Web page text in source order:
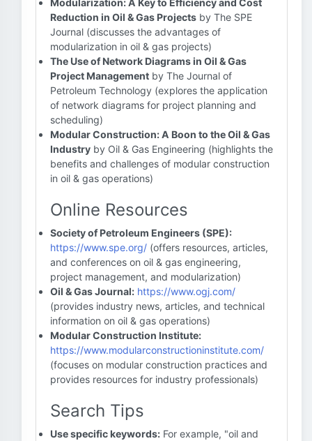
Modularization: A Key to Efficiency and Cost
Reduction in Oil & Gas Projects by The SPE
Journal (discusses the advantages of
modularization in oil & gas projects)
The Use of Network Diagrams in Oil & Gas
Project Management by The Journal of
Petroleum Technology (explores the application
of network diagrams for project planning and
scheduling)
Modular Construction: A Boon to the Oil & Gas
Industry by Oil & Gas Engineering (highlights the
benefits and challenges of modular construction
in oil & gas operations)
Online Resources
Society of Petroleum Engineers (SPE):
https://www.spe.org/ (offers resources, articles,
and conferences on oil & gas engineering,
project management, and modularization)
Oil & Gas Journal: https://www.ogj.com/
(provides industry news, articles, and technical
information on oil & gas operations)
Modular Construction Institute:
https://www.modularconstructioninstitute.com/
(focuses on modular construction practices and
provides resources for industry professionals)
Search Tips
Use specific keywords: For example, "oil and